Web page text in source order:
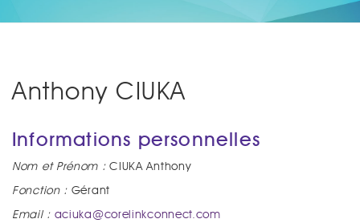
Anthony CIUKA
Informations personnelles
Nom et Prénom :CIUKA Anthony
Fonction : Gérant
Email : aciuka@corelinkconnect.com